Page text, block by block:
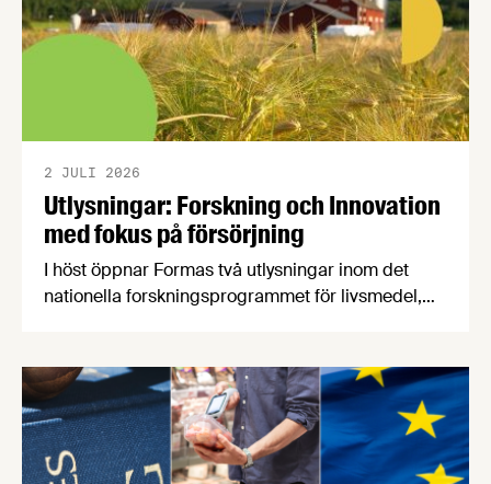
Utlysningar: Forskning och Innovation
med fokus på försörjning
2 JULI 2026
I höst öppnar Formas två utlysningar inom det
nationella forskningsprogrammet för livsmedel,
en motståndskraftig livsmedelsförsörjning", och
båda syftar till att bana väg för innovationer som
stärker Sveriges livsmedelsförsörjning.